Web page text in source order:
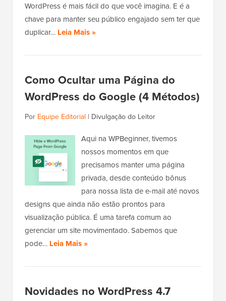
WordPress é mais fácil do que você imagina. E é a
chave para manter seu público engajado sem ter que
duplicar… Leia Mais »
Como Ocultar uma Página do
WordPress do Google (4 Métodos)
Por Equipe Editorial | Divulgação do Leitor
Aqui na WPBeginner, tivemos
nossos momentos em que
precisamos manter uma página
privada, desde conteúdo bônus
para nossa lista de e-mail até novos
designs que ainda não estão prontos para
visualização pública. É uma tarefa comum ao
gerenciar um site movimentado. Sabemos que
pode… Leia Mais »
Novidades no WordPress 4.7